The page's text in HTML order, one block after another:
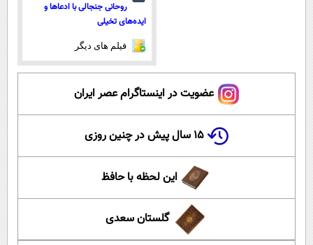
روحانی جنجالی با ادعاها و
ایده‌های تخیلی
فیلم های دیگر
عضویت در اینستاگرام عصر ایران
۱۵ سال پیش در چنین روزی
این لحظه با حافظ
گلستان سعدی